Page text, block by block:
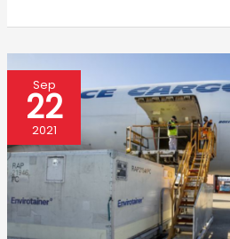
Sep
22
2021
Vol
de
groupe
:
Livraison
de
Vaccin